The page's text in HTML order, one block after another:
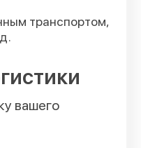
транспортом,
вашего